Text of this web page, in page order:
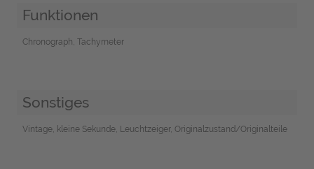
Funktionen
Chronograph, Tachymeter
Sonstiges
Vintage, kleine Sekunde, Leuchtzeiger, Originalzustand/Originalteile